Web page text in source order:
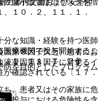
性微小血管症のリスクを増
１０．２、１１．１．
な知識・経験を持つ医師
医療機関で投与開始するこ
．１、１１．１．２参
、患者又はその家族に危
固第８因子欠乏）患者にお
凝固第８因子に対するイ
が確認されている〔１７．
の添付文書および安全性
を目的としたプログラム